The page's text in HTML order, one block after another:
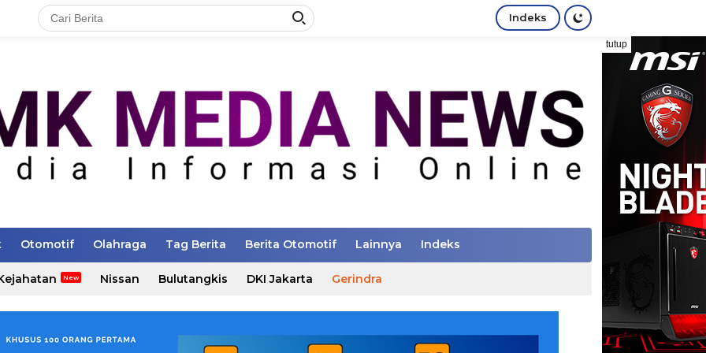
Indeks
tutup
Otomotif Olahraga Tag Berita Berita Otomotif Lainnya Indeks
Nissan Bulutangkis DKI Jakarta Gerindra